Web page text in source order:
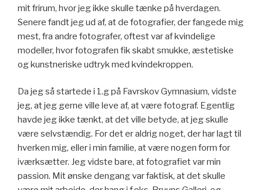
mit frirum, hvor jeg ikke skulle tænke på hverdagen.
Senere fandt jeg ud af, at de fotografier, der fangede mig
mest, fra andre fotografer, oftest var af kvindelige
modeller, hvor fotografen fik skabt smukke, æstetiske
og kunstneriske udtryk med kvindekroppen.
Da jeg så startede i 1.g på Favrskov Gymnasium, vidste
jeg, at jeg gerne ville leve af, at være fotograf. Egentlig
havde jeg ikke tænkt, at det ville betyde, at jeg skulle
være selvstændig. For det er aldrig noget, der har lagt til
hverken mig, eller i min familie, at være nogen form for
iværksætter. Jeg vidste bare, at fotografiet var min
passion. Mit ønske dengang var faktisk, at det skulle